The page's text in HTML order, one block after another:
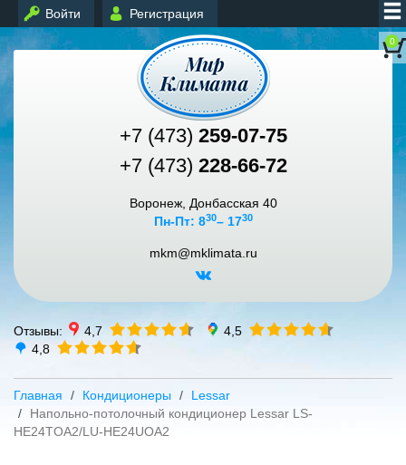
Войти Регистрация
0
+7 (473) 259-07-75
+7 (473) 228-66-72
Воронеж, Донбасская 40
Пн-Пт: 830– 1730
mkm@mklimata.ru
Отзывы: 4,7
4,5
4,8
Главная Кондиционеры
Lessar
Напольно-потолочный кондиционер Lessar LS-
HE24TOA2/LU-HE24UOA2